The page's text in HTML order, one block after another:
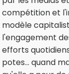
compétition et
modèle
l'engagement
efforts
potes... quand